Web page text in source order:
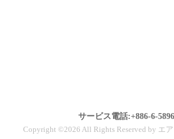
サービス電話:+886-6-
Copyright ©2026 All Rights Reserved by エ